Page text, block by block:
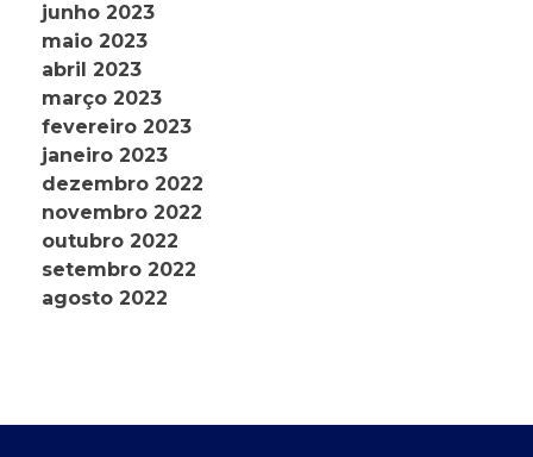
junho 2023
maio 2023
abril 2023
março 2023
fevereiro 2023
janeiro 2023
dezembro 2022
novembro 2022
outubro 2022
setembro 2022
agosto 2022